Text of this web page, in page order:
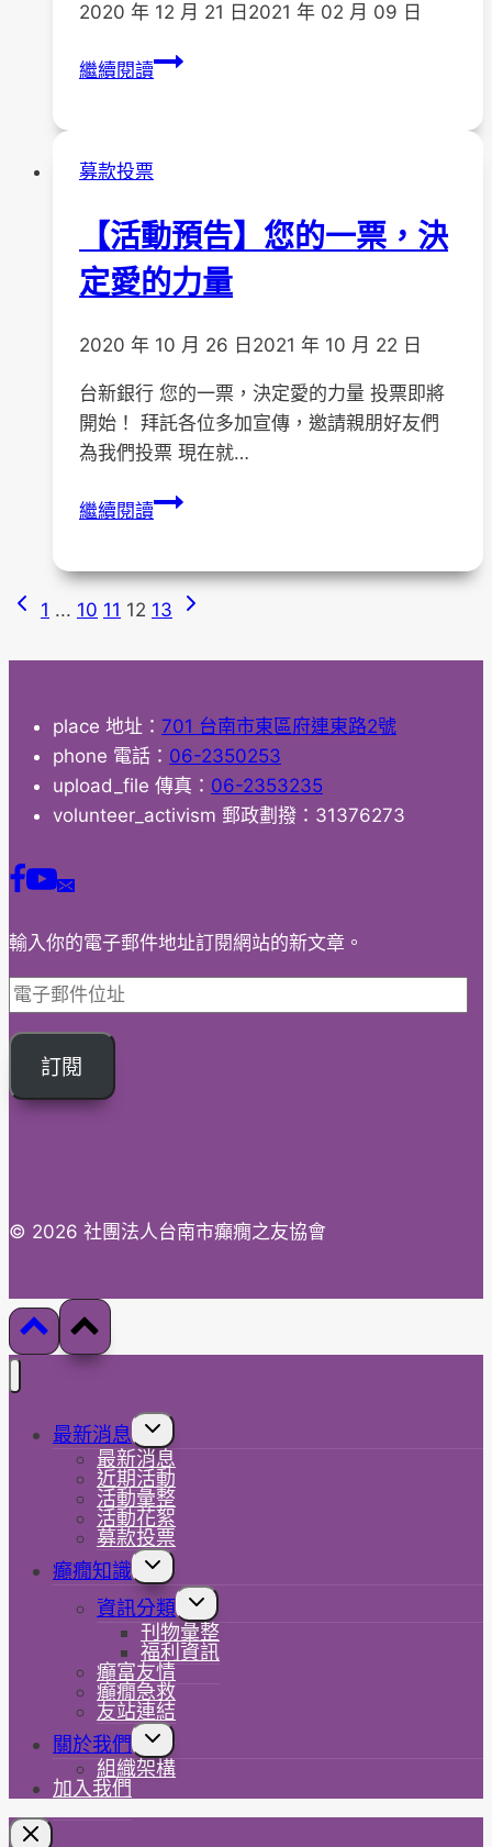
愛
的
力
選！
2020 年 12 月 21 日 2021 年 02 月 09 日
繼續閱讀【活
第
屆
第
三
會
員
大
會
募款投票
【活動預告】您的一票，決
定愛的力量
2020 年 10 月 26 日 2021 年 10 月 22 日
台新銀行 您的一票，決定愛的力量 投票即將
開始！ 拜託各位多加宣傳，邀請親朋好友們
為我們投票 現在就…
繼續閱讀【活
告】
您
決
定
愛
的
Page
navigation
Previous
1 ... 10 11 12 13
Next
place 地址： 701 台南市東區府連東路2號
phone 電話： 06-2350253
upload_file 傳真： 06-2353235
volunteer_activism 郵政劃撥：31376273
輸入你的電子郵件地址訂閱網站的新文章。
電
子
郵
位
訂閱
© 2026 社團法人台南市癲癇之友協會
最新消息
Toggle
menu
最新消息
近期活動
活動彙整
活動花絮
募款投票
癲癇知識
Toggle
資訊分類
Toggle
menu
刊物彙整
福利資訊
癲富友情
癲癇急救
友站連結
關於我們
Toggle
menu
組織架構
加入我們